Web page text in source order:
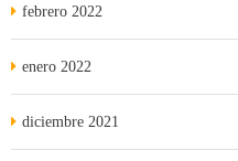
febrero 2022
enero 2022
diciembre 2021